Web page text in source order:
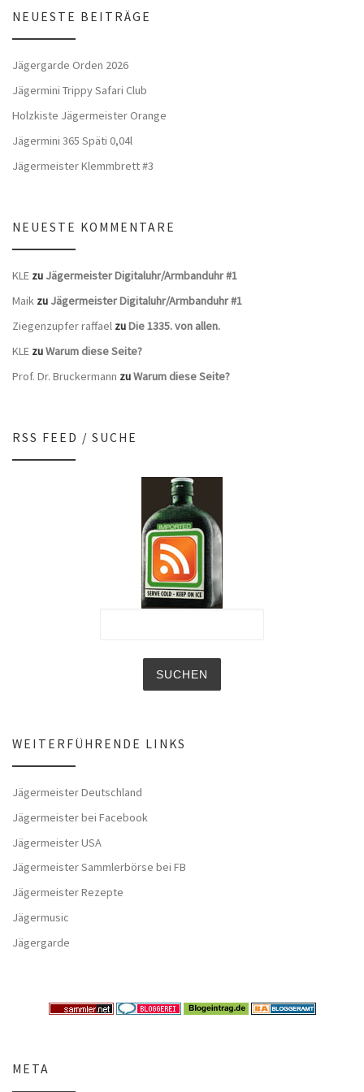
NEUESTE BEITRÄGE
Jägergarde Orden 2026
Jägermini Trippy Safari Club
Holzkiste Jägermeister Orange
Jägermini 365 Späti 0,04l
Jägermeister Klemmbrett #3
NEUESTE KOMMENTARE
KLE zu Jägermeister Digitaluhr/Armbanduhr #1
Maik zu Jägermeister Digitaluhr/Armbanduhr #1
Ziegenzupfer raffael zuDie 1335. von allen.
KLE zuWarum diese Seite?
Prof. Dr. Bruckermann zuWarum diese Seite?
RSS FEED / SUCHE
WEITERFÜHRENDE LINKS
Jägermeister Deutschland
Jägermeister bei Facebook
Jägermeister USA
Jägermeister Sammlerbörse bei FB
Jägermeister Rezepte
Jägermusic
Jägergarde
META